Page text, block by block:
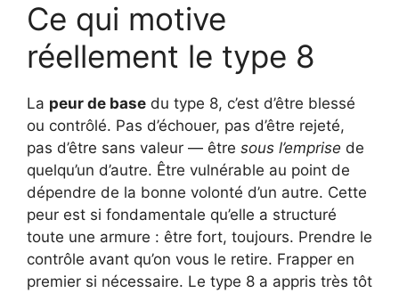
Ce qui motive
réellement le type 8
La peur de base du type 8, c’est d’être blessé
ou contrôlé. Pas d’échouer, pas d’être rejeté,
pas d’être sans valeur — être sous l’emprise de
quelqu’un d’autre. Être vulnérable au point de
dépendre de la bonne volonté d’un autre. Cette
peur est si fondamentale qu’elle a structuré
toute une armure : être fort, toujours. Prendre le
contrôle avant qu’on vous le retire. Frapper en
premier si nécessaire. Le type 8 a appris très tôt